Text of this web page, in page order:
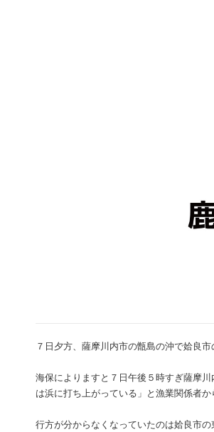
７日夕方、薩摩川内市の甑島の沖で姶良
海保によりますと７日午後５時すぎ薩摩
は浜に打ち上がっている」と漁業関係者か
行方が分からなくなっていたのは姶良市